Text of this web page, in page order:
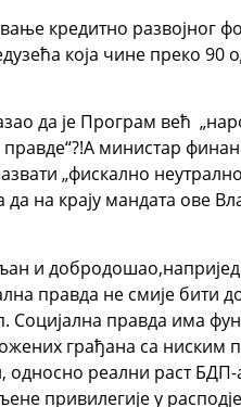
кредитно развојног
која чине преко 90
да је Програм већ
министар
„фискално
да на крају мандата ове
и
правда не смије бити
правда има
грађана са
односно реални раст
привилегије у